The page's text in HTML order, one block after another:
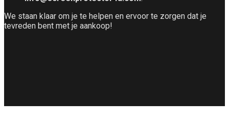
We staan klaar om je te helpen en ervoor te zorgen dat je
tevreden bent met je aankoop!